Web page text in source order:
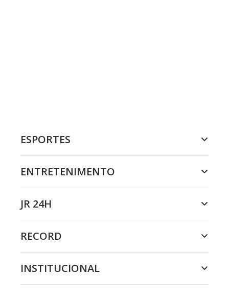
ESPORTES
ENTRETENIMENTO
JR 24H
RECORD
INSTITUCIONAL